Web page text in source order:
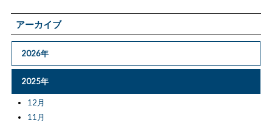
アーカイブ
2026年
2025年
12月
11月